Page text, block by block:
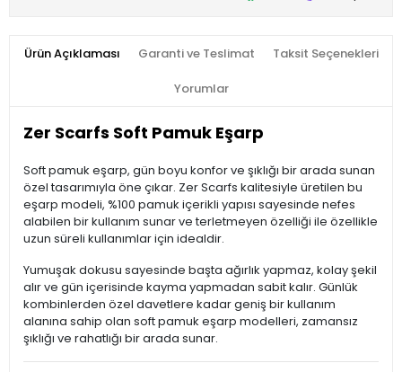
Ürün Açıklaması Garanti ve Teslimat Taksit Seçenekleri
Yorumlar
Zer Scarfs Soft Pamuk Eşarp
Soft pamuk eşarp, gün boyu konfor ve şıklığı bir arada sunan
özel tasarımıyla öne çıkar. Zer Scarfs kalitesiyle üretilen bu
eşarp modeli, %100 pamuk içerikli yapısı sayesinde nefes
alabilen bir kullanım sunar ve terletmeyen özelliği ile özellikle
uzun süreli kullanımlar için idealdir.
Yumuşak dokusu sayesinde başta ağırlık yapmaz, kolay şekil
alır ve gün içerisinde kayma yapmadan sabit kalır. Günlük
kombinlerden özel davetlere kadar geniş bir kullanım
alanına sahip olan soft pamuk eşarp modelleri, zamansız
şıklığı ve rahatlığı bir arada sunar.